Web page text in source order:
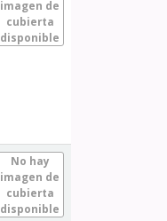
imagen de
cubierta
disponible
No hay
imagen de
cubierta
disponible